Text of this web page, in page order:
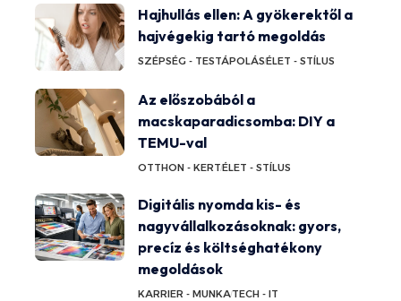
Hajhullás ellen: A gyökerektől a
hajvégekig tartó megoldás
SZÉPSÉG - TESTÁPOLÁSÉLET - STÍLUS
Az előszobából a
macskaparadicsomba: DIY a
TEMU-val
OTTHON - KERTÉLET - STÍLUS
Digitális nyomda kis- és
nagyvállalkozásoknak: gyors,
precíz és költséghatékony
megoldások
KARRIER - MUNKATECH - IT